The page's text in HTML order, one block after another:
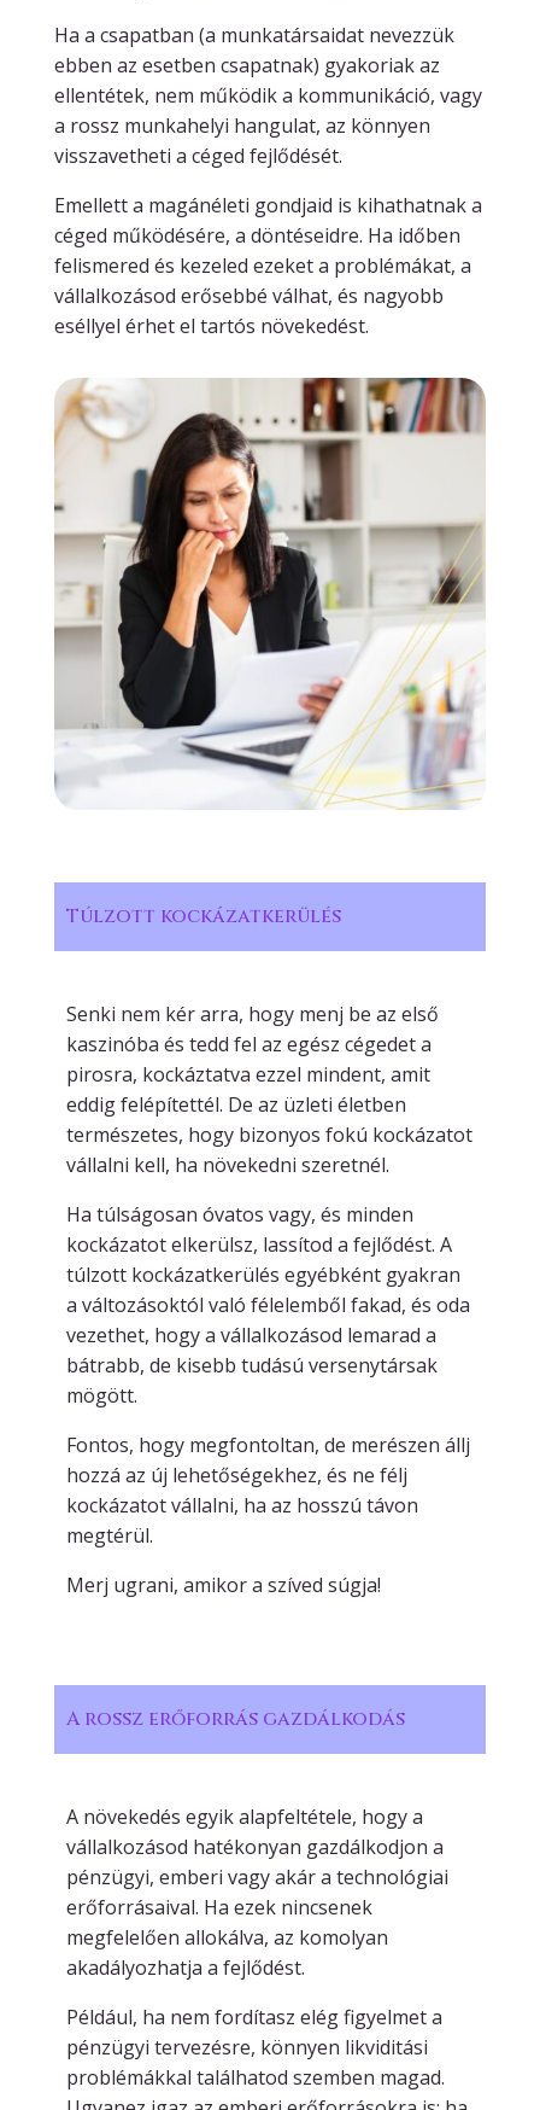
Ha a csapatban (a munkatársaidat nevezzük
ebben az esetben csapatnak) gyakoriak az
ellentétek, nem működik a kommunikáció, vagy
a rossz munkahelyi hangulat, az könnyen
visszavetheti a céged fejlődését.
Emellett a magánéleti gondjaid is kihathatnak a
céged működésére, a döntéseidre. Ha időben
felismered és kezeled ezeket a problémákat, a
vállalkozásod erősebbé válhat, és nagyobb
eséllyel érhet el tartós növekedést.
Túlzott kockázatkerülés
Senki nem kér arra, hogy menj be az első
kaszinóba és tedd fel az egész cégedet a
pirosra, kockáztatva ezzel mindent, amit
eddig felépítettél. De az üzleti életben
természetes, hogy bizonyos fokú kockázatot
vállalni kell, ha növekedni szeretnél.
Ha túlságosan óvatos vagy, és minden
kockázatot elkerülsz, lassítod a fejlődést. A
túlzott kockázatkerülés egyébként gyakran
a változásoktól való félelemből fakad, és oda
vezethet, hogy a vállalkozásod lemarad a
bátrabb, de kisebb tudású versenytársak
mögött.
Fontos, hogy megfontoltan, de merészen állj
hozzá az új lehetőségekhez, és ne félj
kockázatot vállalni, ha az hosszú távon
megtérül.
Merj ugrani, amikor a szíved súgja!
A rossz erőforrás gazdálkodás
A növekedés egyik alapfeltétele, hogy a
vállalkozásod hatékonyan gazdálkodjon a
pénzügyi, emberi vagy akár a technológiai
erőforrásaival. Ha ezek nincsenek
megfelelően allokálva, az komolyan
akadályozhatja a fejlődést.
Például, ha nem fordítasz elég figyelmet a
pénzügyi tervezésre, könnyen likviditási
problémákkal találhatod szemben magad.